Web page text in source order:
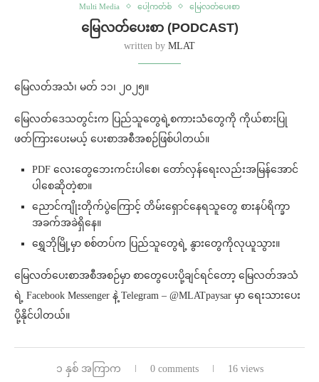
Multi Media ပေါ့ကတ်စ် မြေလတ်ပေးစာ
မြေလတ်ပေးစာ (PODCAST)
written by MLAT
မြေလတ်အသံ၊ မတ် ၁၁၊ ၂၀၂၅။
မြေလတ်ဒေသတွင်းက ပြည်သူတွေရဲ့စကားသံတွေကို ကိုယ်စားပြု
ဖတ်ကြားပေးမယ့် ပေးစာအစီအစဉ်ဖြစ်ပါတယ်။
PDF လေးတွေဘေးကင်းပါစေ၊ တော်လှန်ရေးလည်းအမြန်အောင်
ပါစေဆိုတဲ့စာ။
ညောင်ကျိုးတိုက်ပွဲကြောင့် တိမ်းရှောင်နေရသူတွေ စားနပ်ရိက္ခာ
အခက်အခဲရှိနေ။
ရွှေဘိုမြို့မှာ စစ်တပ်က ပြည်သူတွေရဲ့ နွားတွေကိုလုယူသွား။
မြေလတ်ပေးစာအစီအစဉ်မှာ စာတွေပေးပို့ချင်ရင်တော့ မြေလတ်အသံ
ရဲ့ Facebook Messenger နဲ့ Telegram – @MLATpaysar မှာ ရေးသားပေး
ပို့နိုင်ပါတယ်။
၁ နှစ် အကြာက 0 comments 16 views